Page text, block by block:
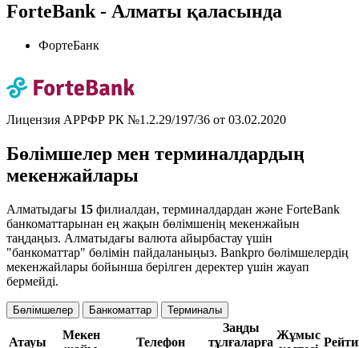
ForteBank - Алматы қаласында
ФортеБанк
Лицензия АРРФР РК №1.2.29/197/36 от 03.02.2020
Бөлімшелер мен терминалдардың
мекенжайлары
Алматыдағы 15 филиалдан, терминалдардан және ForteBank
банкоматтарынан ең жақын бөлімшенің мекенжайын
таңдаңыз. Алматыдағы валюта айырбастау үшін
"банкоматтар" бөлімін пайдаланыңыз. Bankpro бөлімшелердің
мекенжайлары бойынша берілген деректер үшін жауап
бермейді.
Бөлімшелер Банкоматтар Терминалы
Атауы
Мекен
Телефон
Заңды
тұлғаларға
Жұмыс